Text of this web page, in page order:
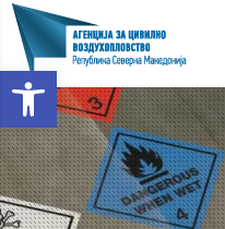
Open toolbar